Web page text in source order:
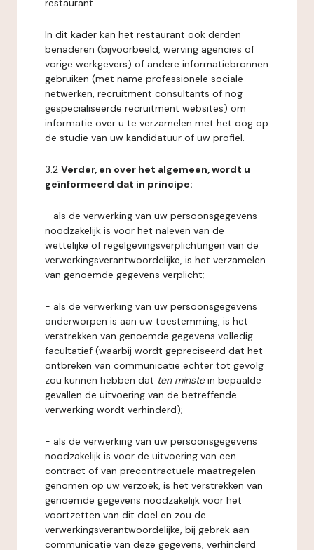
restaurant.
In dit kader kan het restaurant ook derden
benaderen (bijvoorbeeld, werving agencies of
vorige werkgevers) of andere informatiebronnen
gebruiken (met name professionele sociale
netwerken, recruitment consultants of nog
gespecialiseerde recruitment websites) om
informatie over u te verzamelen met het oog op
de studie van uw kandidatuur of uw profiel.
3.2 Verder, en over het algemeen, wordt u
geïnformeerd dat in principe:
- als de verwerking van uw persoonsgegevens
noodzakelijk is voor het naleven van de
wettelijke of regelgevingsverplichtingen van de
verwerkingsverantwoordelijke, is het verzamelen
van genoemde gegevens verplicht;
- als de verwerking van uw persoonsgegevens
onderworpen is aan uw toestemming, is het
verstrekken van genoemde gegevens volledig
facultatief (waarbij wordt gepreciseerd dat het
ontbreken van communicatie echter tot gevolg
zou kunnen hebben dat ten minstein bepaalde
gevallen de uitvoering van de betreffende
verwerking wordt verhinderd);
- als de verwerking van uw persoonsgegevens
noodzakelijk is voor de uitvoering van een
contract of van precontractuele maatregelen
genomen op uw verzoek, is het verstrekken van
genoemde gegevens noodzakelijk voor het
voortzetten van dit doel en zou de
verwerkingsverantwoordelijke, bij gebrek aan
communicatie van deze gegevens, verhinderd